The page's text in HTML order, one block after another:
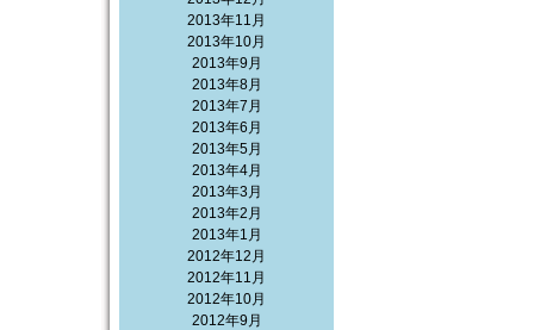
2013年11月
2013年10月
2013年9月
2013年8月
2013年7月
2013年6月
2013年5月
2013年4月
2013年3月
2013年2月
2013年1月
2012年12月
2012年11月
2012年10月
2012年9月